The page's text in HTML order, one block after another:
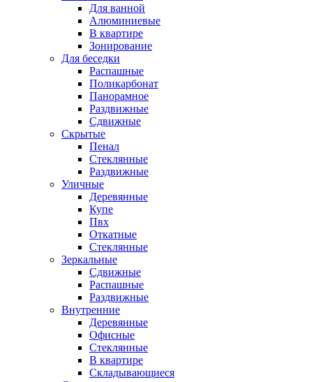
Для ванной
Алюминиевые
В квартире
Зонирование
Для беседки
Распашные
Поликарбонат
Панорамное
Раздвижные
Сдвижные
Скрытые
Пенал
Стеклянные
Раздвижные
Уличные
Деревянные
Купе
Пвх
Откатные
Стеклянные
Зеркальные
Сдвижные
Распашные
Раздвижные
Внутренние
Деревянные
Офисные
Стеклянные
В квартире
Складывающиеся